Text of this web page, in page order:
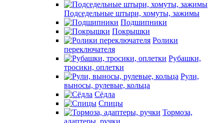
Подседельные штыри, хомуты, зажимы
Подшипники
Покрышки
Ролики
переключателя
Рубашки,
тросики, оплетки
Рули,
выносы, рулевые, кольца
Сёдла
Спицы
Тормоза,
адаптеры, ручки